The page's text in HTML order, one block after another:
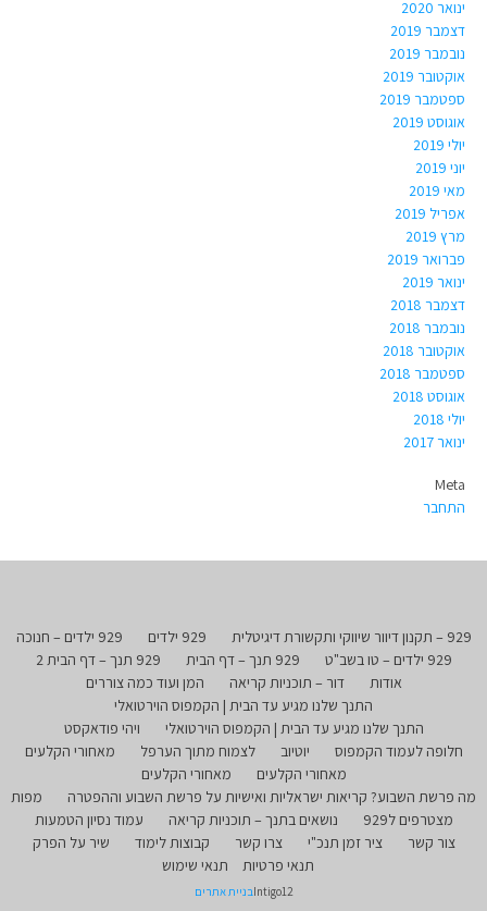
ינואר 2020
דצמבר 2019
נובמבר 2019
אוקטובר 2019
ספטמבר 2019
אוגוסט 2019
יולי 2019
יוני 2019
מאי 2019
אפריל 2019
מרץ 2019
פברואר 2019
ינואר 2019
דצמבר 2018
נובמבר 2018
אוקטובר 2018
ספטמבר 2018
אוגוסט 2018
יולי 2018
ינואר 2017
Meta
התחבר
929 – תקנון דיוור שיווקי ותקשורת דיגיטלית 929 ילדים
929 ילדים – חנוכה
929 ילדים – טו בשב"ט
929 תנך – דף הבית
929 תנך – דף הבית 2
אודות
דור – תוכניות קריאה
המן ועוד כמה צוררים
התנך שלנו מגיע עד הבית | הקמפוס הוירטואלי
התנך שלנו מגיע עד הבית | הקמפוס הוירטואלי
ויהי פודאקסט
חלופה לעמוד הקמפוס
יוטיוב לצמוח מתוך הערפל
מאחורי הקלעים
מאחורי הקלעים
מאחורי הקלעים
מה פרשת השבוע? קריאות ישראליות ואישיות על פרשת השבוע וההפטרה
מפות
מצטרפים ל929
נושאים בתנך – תוכניות קריאה
עמוד נסיון הטמעות
צור קשר
ציר זמן תנכ"י צרו קשר קבוצות לימוד
שיר על הפרק
תנאי פרטיות
תנאי שימוש
Intigo12בניית אתרים